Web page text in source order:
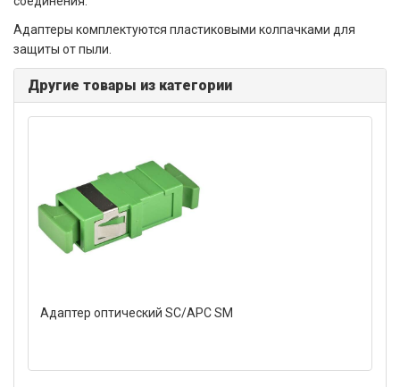
Адаптеры комплектуются пластиковыми колпачками для
защиты от пыли.
Другие товары из категории
Адаптер оптический SC/APC SM